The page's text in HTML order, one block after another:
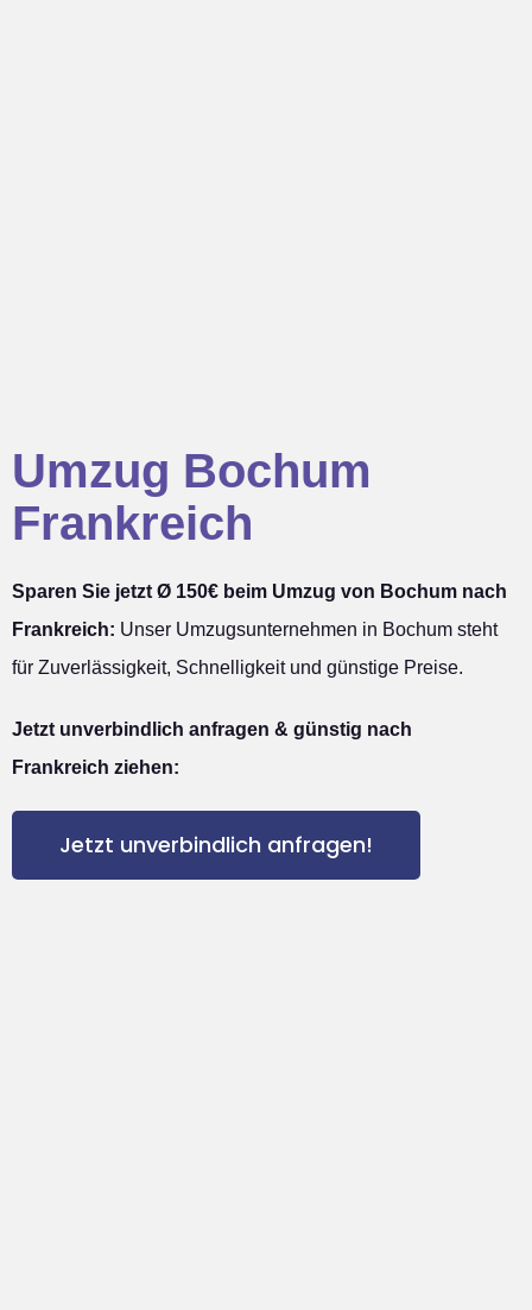
Umzug Bochum
Frankreich
Sparen Sie jetzt Ø 150€ beim Umzug von Bochum nach
Frankreich: Unser Umzugsunternehmen in Bochum steht
für Zuverlässigkeit, Schnelligkeit und günstige Preise.
Jetzt unverbindlich anfragen & günstig nach
Frankreich ziehen:
Jetzt unverbindlich anfragen!